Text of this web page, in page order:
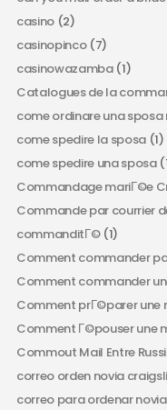
casino(2)
casinopinco(7)
casinowazamba(1)
Catalogues de la
come ordinare una
come spedire la sposa (1)
come spedire una sposa
Commandage mariГ©e
Commande par courrier
commanditГ©(1)
Comment commander
Comment commander
Comment prГ©parer une
Comment Г©pouser une
Commout Mail Entre
correo orden novia
correo para ordenar novia